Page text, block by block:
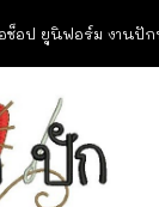
ช็อป ยูนิฟอร์ม งานปั